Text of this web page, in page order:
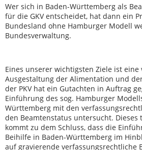
Wer sich in Baden-Württemberg als
für die GKV entscheidet, hat dann ein
Bundesland ohne Hamburger Modell
Bundesverwaltung.
Eines unserer wichtigsten Ziele ist
Ausgestaltung der Alimentation und
der PKV hat ein Gutachten in Auftrag
Einführung des sog. Hamburger
Württemberg mit den
den Beamtenstatus untersucht. Dieses
kommt zu dem Schluss, dass die
Beihilfe in Baden-Württemberg im
auf gravierende verfassungsrechtliche